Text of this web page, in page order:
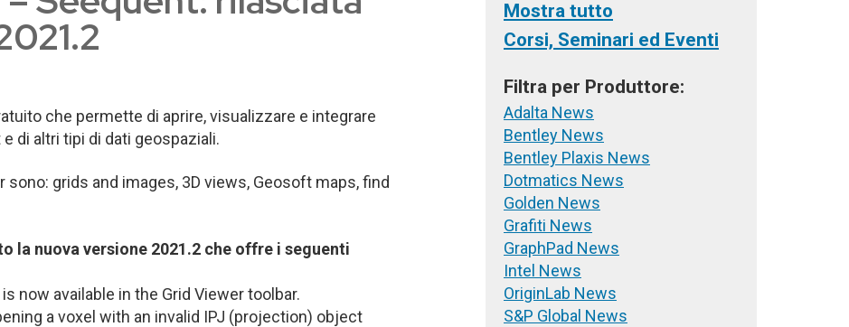
che permette di aprire, visualizzare e integrare
di altri tipi di dati geospaziali.
grids and images, 3D views, Geosoft maps, find
la nuova versione 2021.2 che offre i seguenti
now available in the Grid Viewer toolbar.
a voxel with an invalid IPJ (projection) object
Mostra tutto
Corsi, Seminari ed Eventi
Filtra per Produttore:
Adalta News
Bentley News
Bentley Plaxis News
Dotmatics News
Golden News
Grafiti News
GraphPad News
Intel News
OriginLab News
S&P Global News